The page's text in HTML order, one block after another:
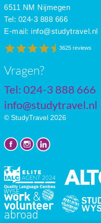
June
July
6511 NM Nijmegen
Tel: 024-3 888 666
E-mail: info@studytravel.nl
3625 reviews
Vragen?
Tel: 024-3 888 666
info@studytravel.nl
© StudyTravel 2026